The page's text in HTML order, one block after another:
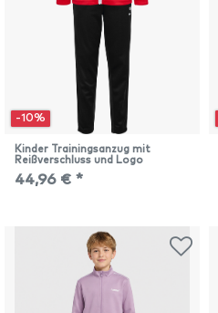
-10%
Kinder Trainingsanzug mit
Reißverschluss und Logo
44,96 € *